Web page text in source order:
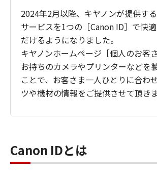
2024年2月以降、キヤノンが提供す
サービスを1つの［Canon ID］で快
だけるようになりました。
キヤノンホームページ［個人のお客
お持ちのカメラやプリンターなどを
ことで、お客さま一人ひとりに合わ
ツや機材の情報をご提供させて頂きま
Canon IDとは